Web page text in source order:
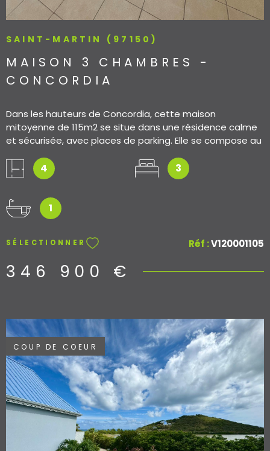
SAINT-MARTIN (97150)
MAISON 3 CHAMBRES -
CONCORDIA
Dans les hauteurs de Concordia, cette maison
mitoyenne de 115m2 se situe dans une résidence calme
et sécurisée, avec places de parking. Elle se compose au
américaine et bar, donnant sur une terrasse couverte et
un jardinet vue mer ainsi que d'un toilette indépendant. A
dressing et climatisation, ainsi qu'une salle de bain. La
maison nécessite de menus travaux de réfection. A
4 3
1
SÉLECTIONNER Réf :V120001105
346 900 €
COUP DE COEUR
VOIR LE BIEN